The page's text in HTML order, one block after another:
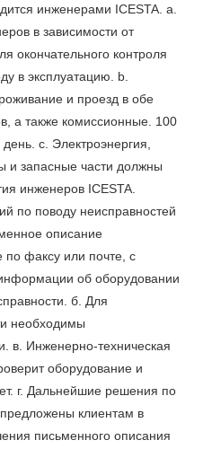
инженерами ICESTA. a.
в зависимости от
окончательного контроля
в эксплуатацию. b.
и проезд в обе
а также комиссионные. 100
c. Электроэнергия,
и запасные части должны
инженеров ICESTA.
по поводу неисправностей
описание
по факсу или почте, с
об оборудовании
б. Для
необходимы
в. Инженерно-техническая
оборудование и
г. Дальнейшие решения по
клиентам в
письменного описания